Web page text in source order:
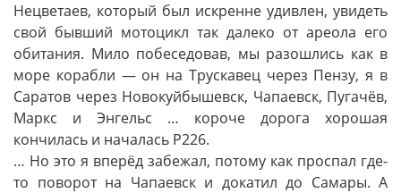
Нецветаев, который был искренне удивлен, увидеть
свой бывший мотоцикл так далеко от ареола его
обитания. Мило побеседовав, мы разошлись как в
море корабли — он на Трускавец через Пензу, я в
Саратов через Новокуйбышевск, Чапаевск, Пугачёв,
Маркс и Энгельс … короче дорога хорошая
кончилась и началась Р226.
… Но это я вперёд забежал, потому как проспал где-
то поворот на Чапаевск и докатил до Самары. А